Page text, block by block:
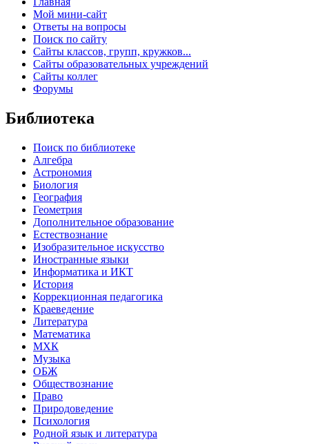
Мой мини-сайт
Ответы на вопросы
Поиск по сайту
Сайты классов, групп, кружков...
Сайты образовательных учреждений
Сайты коллег
Форумы
Библиотека
Поиск по библиотеке
Алгебра
Астрономия
Биология
География
Геометрия
Дополнительное образование
Естествознание
Изобразительное искусство
Иностранные языки
Информатика и ИКТ
История
Коррекционная педагогика
Краеведение
Литература
Математика
МХК
Музыка
ОБЖ
Обществознание
Право
Природоведение
Психология
Родной язык и литература